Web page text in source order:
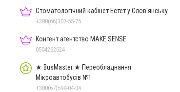
Стоматологічний кабінет Естет у Слов'янську
+380(66)307-55-75
Контент агентство MAKE SENSE
0504262624
★ BusMaster ★ Переобладнання
Мікроавтобусів №1
+380(67)599-04-04